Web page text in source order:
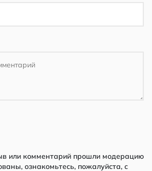
или комментарий прошли модерацию
ознакомьтесь, пожалуйста, с